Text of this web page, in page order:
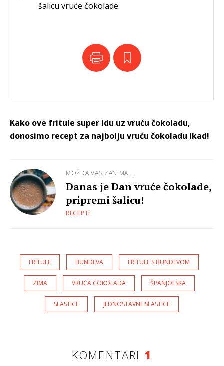
šalicu vruće čokolade.
Kako ove fritule super idu uz vruću čokoladu,
donosimo recept za najbolju vruću čokoladu ikad!
MOŽDA VAS ZANIMA...
Danas je Dan vruće čokolade,
pripremi šalicu!
RECEPTI
FRITULE BUNDEVA FRITULE S BUNDEVOM
ZIMA VRUĆA ČOKOLADA ŠPANJOLSKA
SLASTICE JEDNOSTAVNE SLASTICE
KOMENTARI 1